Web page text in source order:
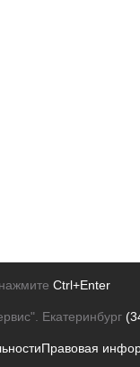
Ctrl+Enter
Екатеринбург
Правовая